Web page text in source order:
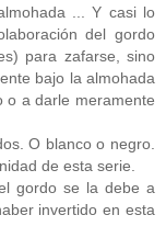
... Y casi lo
del gordo
para zafarse, sino
bajo la almohada
o a darle meramente
O blanco o negro.
de esta serie.
gordo se la debe a
invertido en esta